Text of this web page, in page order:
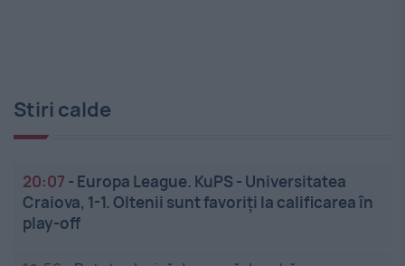
Stiri calde
20:07 - Europa League. KuPS - Universitatea
Craiova, 1-1. Oltenii sunt favoriți la calificarea în
play-off